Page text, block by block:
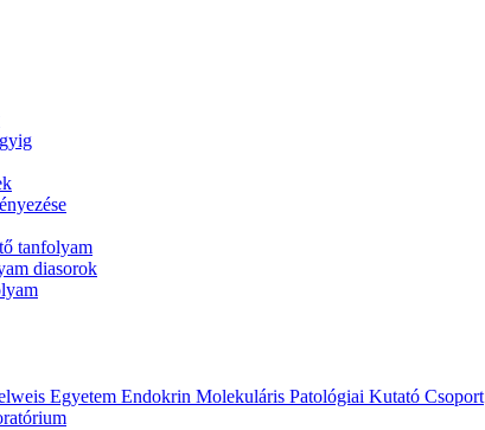
tanfolyam
diasorok
Egyetem Endokrin Molekuláris Patológiai Kutató Csoport